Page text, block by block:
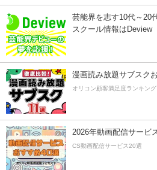
芸能界を志す10代～20
スクール情報はDeview
漫画読み放題サブスク
オリコン顧客満足度ランキング
2026年動画配信サービ
CS動画配信サービス20選